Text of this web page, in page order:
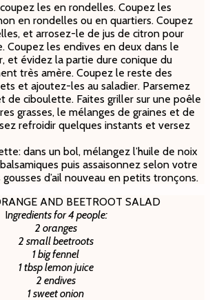
les en rondelles. Coupez les
en rondelles ou en quartiers. Coupez
et arrosez-le de jus de citron pour
Coupez les endives en deux dans le
et évidez la partie dure conique du
très amère. Coupez le reste des
et ajoutez-les au saladier. Parsemez
ciboulette. Faites griller sur une poêle
grasses, le mélanges de graines et de
refroidir quelques instants et versez
dans un bol, mélangez l’huile de noix
puis assaisonnez selon votre
d’ail nouveau en petits tronçons.
AND BEETROOT SALAD
Ingredients for 4 people:
2 oranges
2 small beetroots
1 big fennel
1 tbsp lemon juice
2 endives
1 sweet onion